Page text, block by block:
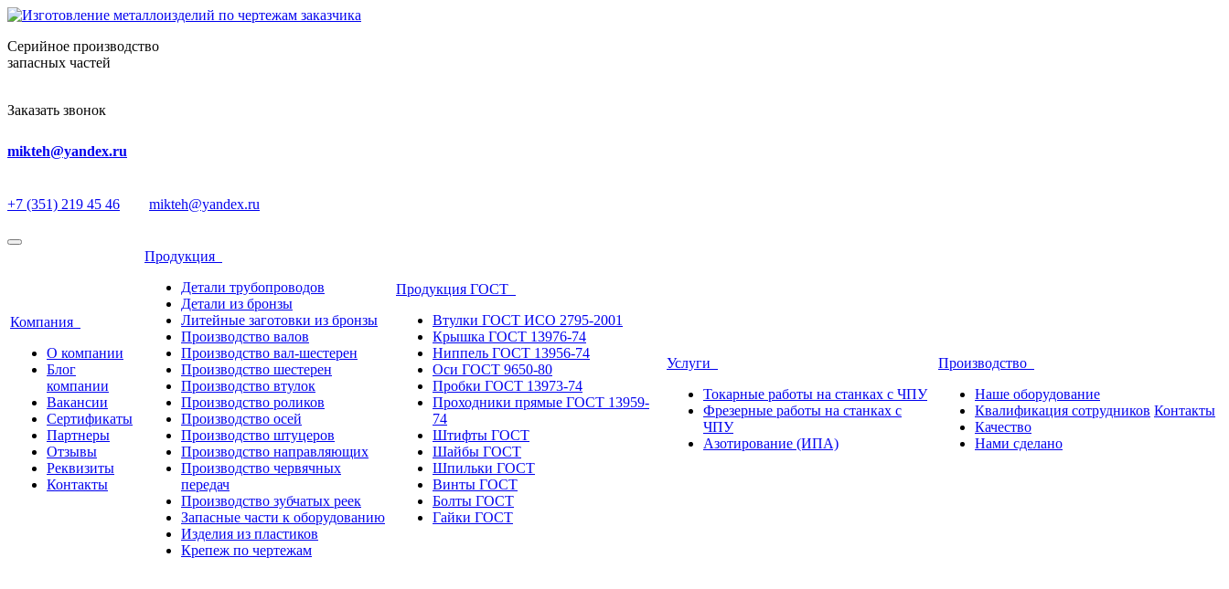
Серийное производство
запасных частей
Заказать звонок
mikteh@yandex.ru
+7 (351) 219 45 46 mikteh@yandex.ru
Компания
О компании
Блог
компании
Вакансии
Сертификаты
Партнеры
Отзывы
Реквизиты
Контакты
Продукция
Детали трубопроводов
Детали из бронзы
Литейные заготовки из бронзы
Производство валов
Производство вал-шестерен
Производство шестерен
Производство втулок
Производство роликов
Производство осей
Производство штуцеров
Производство направляющих
Производство червячных
передач
Производство зубчатых реек
Запасные части к оборудованию
Изделия из пластиков
Крепеж по чертежам
Продукция ГОСТ
Втулки ГОСТ ИСО 2795-2001
Крышка ГОСТ 13976-74
Ниппель ГОСТ 13956-74
Оси ГОСТ 9650-80
Пробки ГОСТ 13973-74
Проходники прямые ГОСТ 13959-
74
Штифты ГОСТ
Шайбы ГОСТ
Шпильки ГОСТ
Винты ГОСТ
Болты ГОСТ
Гайки ГОСТ
Услуги
Токарные работы на станках с ЧПУ
Фрезерные работы на станках с
ЧПУ
Азотирование (ИПА)
Производство
Наше оборудование
Квалификация сотрудников
Качество
Нами сделано
Контакты